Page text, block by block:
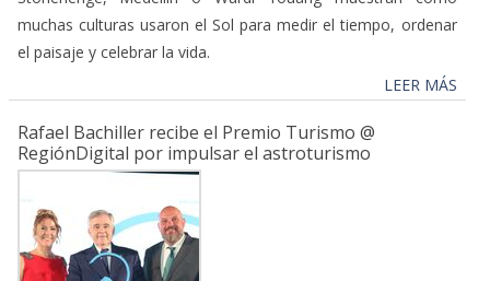
muchas culturas usaron el Sol para medir el tiempo, ordenar
el paisaje y celebrar la vida.
LEER MÁS
Rafael Bachiller recibe el Premio Turismo @
RegiónDigital por impulsar el astroturismo